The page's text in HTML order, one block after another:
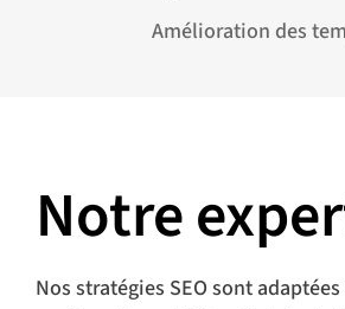
Amélioration des
Notre
Nos stratégies SEO sont